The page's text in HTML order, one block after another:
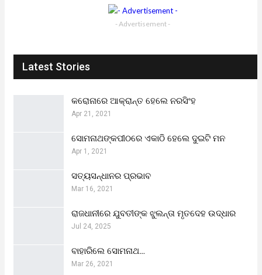
- Advertisement -
Latest Stories
କରୋନାରେ ଆକ୍ରାନ୍ତ ହେଲେ ନରସିଂହ
Apr 21, 2021
ସୋମନାଥଙ୍କପୀଠରେ ଏକାଠି ହେଲେ ଦୁଇଟି ମନ
Apr 1, 2021
ସତ୍ୟସନ୍ଧାନର ପ୍ରଭାବ
Mar 16, 2021
ରାଜଧାନୀରେ ଯୁବତୀଙ୍କ ଝୁଲନ୍ତା ମୃତଦେହ ଉଦ୍ଧାର
Jul 24, 2025
ବାହାରିଲେ ସୋମନାଥ…
Mar 26, 2021